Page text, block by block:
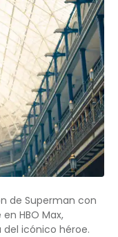
de Superman con
HBO Max,
icónico héroe.